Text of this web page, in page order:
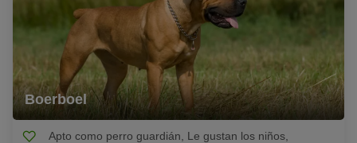
Boerboel
Apto como perro guardián, Le gustan los niños,